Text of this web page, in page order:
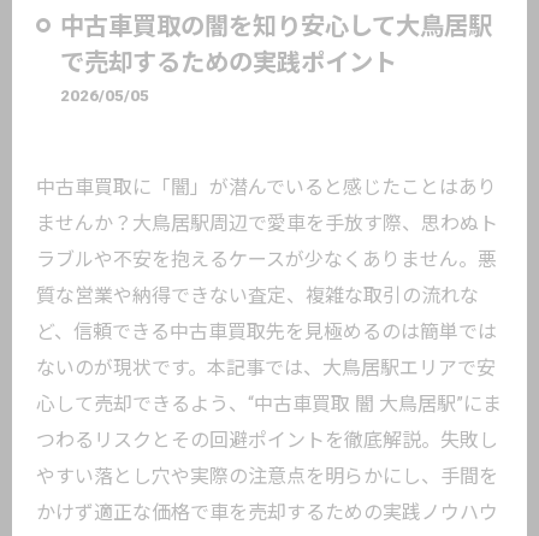
中古車買取の闇を知り安心して大鳥居駅
で売却するための実践ポイント
2026/05/05
中古車買取に「闇」が潜んでいると感じたことはあり
ませんか？大鳥居駅周辺で愛車を手放す際、思わぬト
ラブルや不安を抱えるケースが少なくありません。悪
質な営業や納得できない査定、複雑な取引の流れな
ど、信頼できる中古車買取先を見極めるのは簡単では
ないのが現状です。本記事では、大鳥居駅エリアで安
心して売却できるよう、“中古車買取 闇 大鳥居駅”にま
つわるリスクとその回避ポイントを徹底解説。失敗し
やすい落とし穴や実際の注意点を明らかにし、手間を
かけず適正な価格で車を売却するための実践ノウハウ